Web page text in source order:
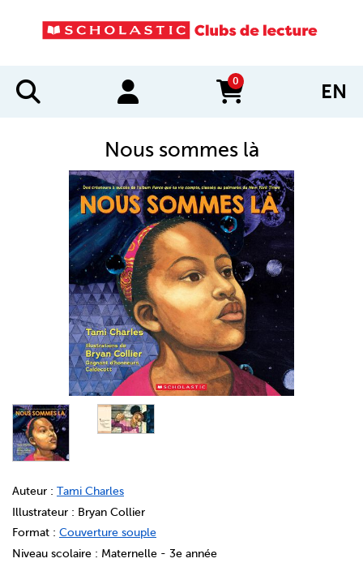
0
items in cart EN
Nous sommes là
DETAILS
https://bookclubs.scholastic.ca/fr/nous-sommes-
Auteur : Tami Charles
Illustrateur : Bryan Collier
Format : Couverture souple
Niveau scolaire : Maternelle - 3e année